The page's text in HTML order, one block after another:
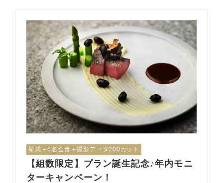
挙式＋6名会食＋撮影データ200カット
【組数限定】プラン誕生記念♪年内モニ
ターキャンペーン！